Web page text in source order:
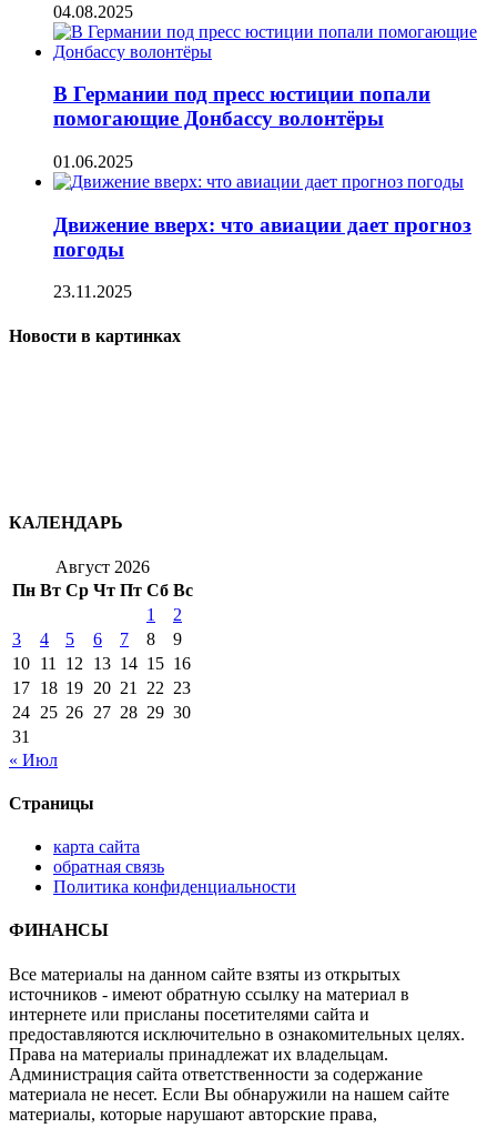
04.08.2025
В Германии под пресс юстиции попали
помогающие Донбассу волонтёры
01.06.2025
Движение вверх: что авиации дает прогноз
погоды
23.11.2025
Новости в картинках
КАЛЕНДАРЬ
Август 2026
Пн Вт Ср Чт Пт Сб Вс
1
2
3
4 5 6 7 8
9
10 11 12 13 14 15 16
17 18 19 20 21 22 23
24 25 26 27 28 29 30
31
« Июл
Страницы
карта сайта
обратная связь
Политика конфиденциальности
ФИНАНСЫ
Все материалы на данном сайте взяты из открытых
источников - имеют обратную ссылку на материал в
интернете или присланы посетителями сайта и
предоставляются исключительно в ознакомительных целях.
Права на материалы принадлежат их владельцам.
Администрация сайта ответственности за содержание
материала не несет. Если Вы обнаружили на нашем сайте
материалы, которые нарушают авторские права,